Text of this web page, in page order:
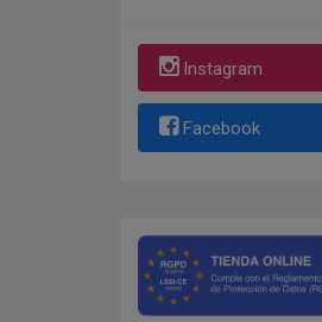
Instagram
Facebook